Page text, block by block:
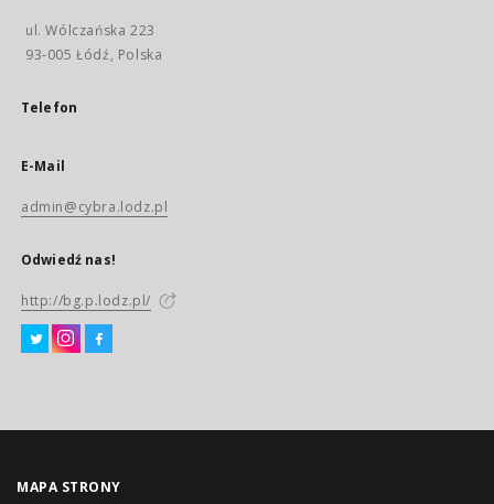
ul. Wólczańska 223
93-005 Łódź, Polska
Telefon
E-Mail
admin@cybra.lodz.pl
Odwiedź nas!
http://bg.p.lodz.pl/
MAPA STRONY